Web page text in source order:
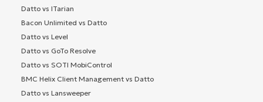
Datto vs ITarian
Bacon Unlimited vs Datto
Datto vs Level
Datto vs GoTo Resolve
Datto vs SOTI MobiControl
BMC Helix Client Management vs Datto
Datto vs Lansweeper